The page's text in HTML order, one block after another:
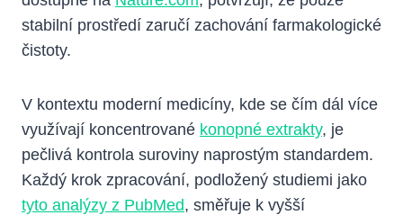
stabilní prostředí zaručí zachování farmakologické
čistoty.
V kontextu moderní medicíny, kde se čím dál více
využívají koncentrované konopné extrakty, je
pečlivá kontrola suroviny naprostým standardem.
Každý krok zpracování, podložený studiemi jako
tyto analýzy z PubMed, směřuje k vyšší